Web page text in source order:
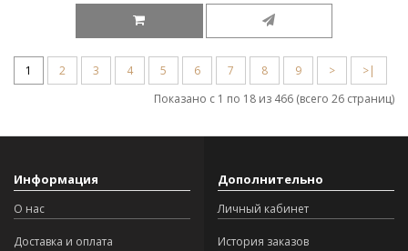
1 2 3 4 5 6 7 8 9 >
>|
Показано с 1 по 18 из 466 (всего 26 страниц)
Информация
О нас
Доставка и оплата
Дополнительно
Личный кабинет
История заказов